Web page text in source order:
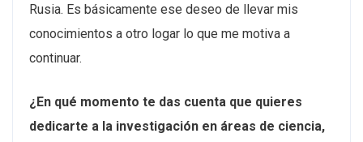
Rusia. Es básicamente ese deseo de llevar mis
conocimientos a otro logar lo que me motiva a
continuar.
¿En qué momento te das cuenta que quieres
dedicarte a la investigación en áreas de ciencia,